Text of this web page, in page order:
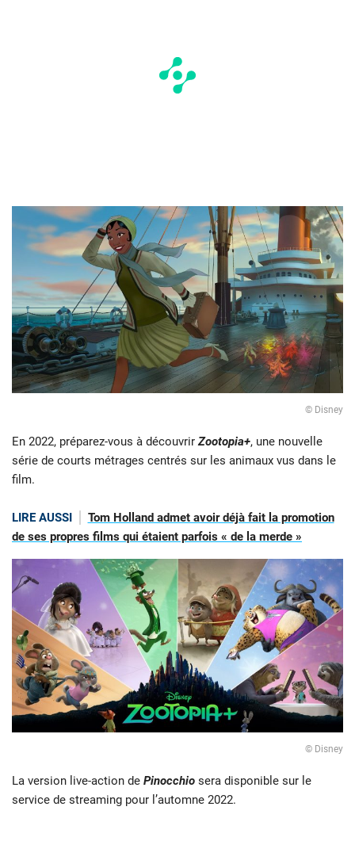
© Disney
En 2022, préparez-vous à découvrir Zootopia+, une nouvelle
série de courts métrages centrés sur les animaux vus dans le
film.
LIRE AUSSI
Tom Holland admet avoir déjà fait la promotion
de ses propres films qui étaient parfois « de la merde »
© Disney
La version live-action de Pinocchio sera disponible sur le
service de streaming pour l’automne 2022.